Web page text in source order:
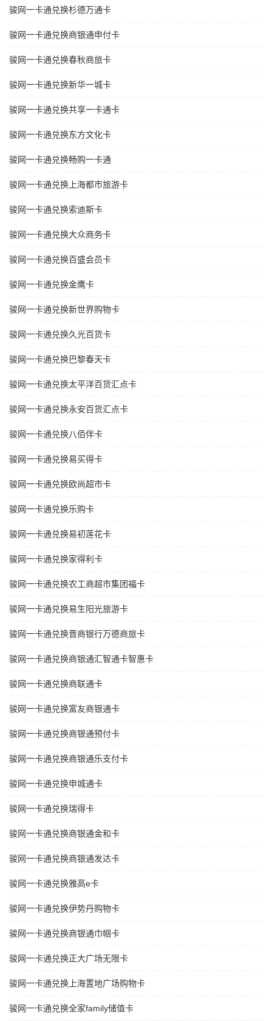
骏网一卡通兑换杉德万通卡
骏网一卡通兑换商银通申付卡
骏网一卡通兑换春秋商旅卡
骏网一卡通兑换新华一城卡
骏网一卡通兑换共享一卡通卡
骏网一卡通兑换东方文化卡
骏网一卡通兑换畅购一卡通
骏网一卡通兑换上海都市旅游卡
骏网一卡通兑换索迪斯卡
骏网一卡通兑换大众商务卡
骏网一卡通兑换百盛会员卡
骏网一卡通兑换金鹰卡
骏网一卡通兑换新世界购物卡
骏网一卡通兑换久光百货卡
骏网一卡通兑换巴黎春天卡
骏网一卡通兑换太平洋百货汇点卡
骏网一卡通兑换永安百货汇点卡
骏网一卡通兑换八佰伴卡
骏网一卡通兑换易买得卡
骏网一卡通兑换欧尚超市卡
骏网一卡通兑换乐购卡
骏网一卡通兑换易初莲花卡
骏网一卡通兑换家得利卡
骏网一卡通兑换农工商超市集团福卡
骏网一卡通兑换易生阳光旅游卡
骏网一卡通兑换晋商银行万德商旅卡
骏网一卡通兑换商银通汇智通卡智惠卡
骏网一卡通兑换商联通卡
骏网一卡通兑换富友商银通卡
骏网一卡通兑换商银通预付卡
骏网一卡通兑换商银通乐支付卡
骏网一卡通兑换申城通卡
骏网一卡通兑换瑞得卡
骏网一卡通兑换商银通金和卡
骏网一卡通兑换商银通发达卡
骏网一卡通兑换雅高e卡
骏网一卡通兑换伊势丹购物卡
骏网一卡通兑换商银通巾帼卡
骏网一卡通兑换正大广场无限卡
骏网一卡通兑换上海置地广场购物卡
骏网一卡通兑换全家family储值卡